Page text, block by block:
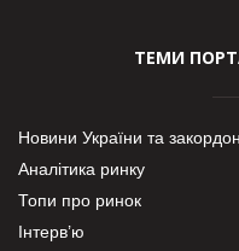
ТЕМИ
Новини України та
Аналітика ринку
Топи про ринок
Інтерв’ю